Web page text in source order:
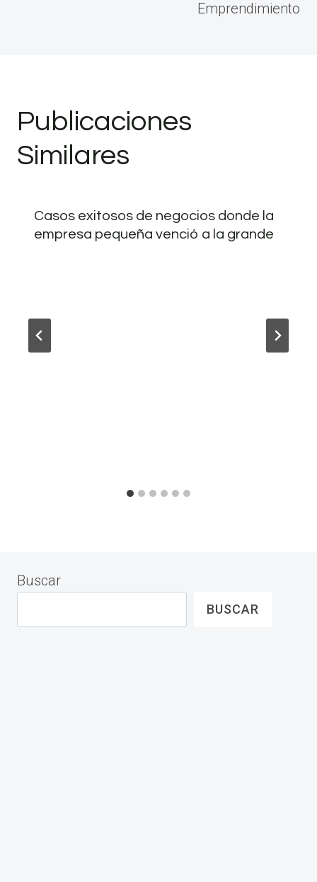
Emprendimiento
Publicaciones
Similares
Casos exitosos de negocios donde la
empresa pequeña venció a la grande
Buscar
BUSCAR